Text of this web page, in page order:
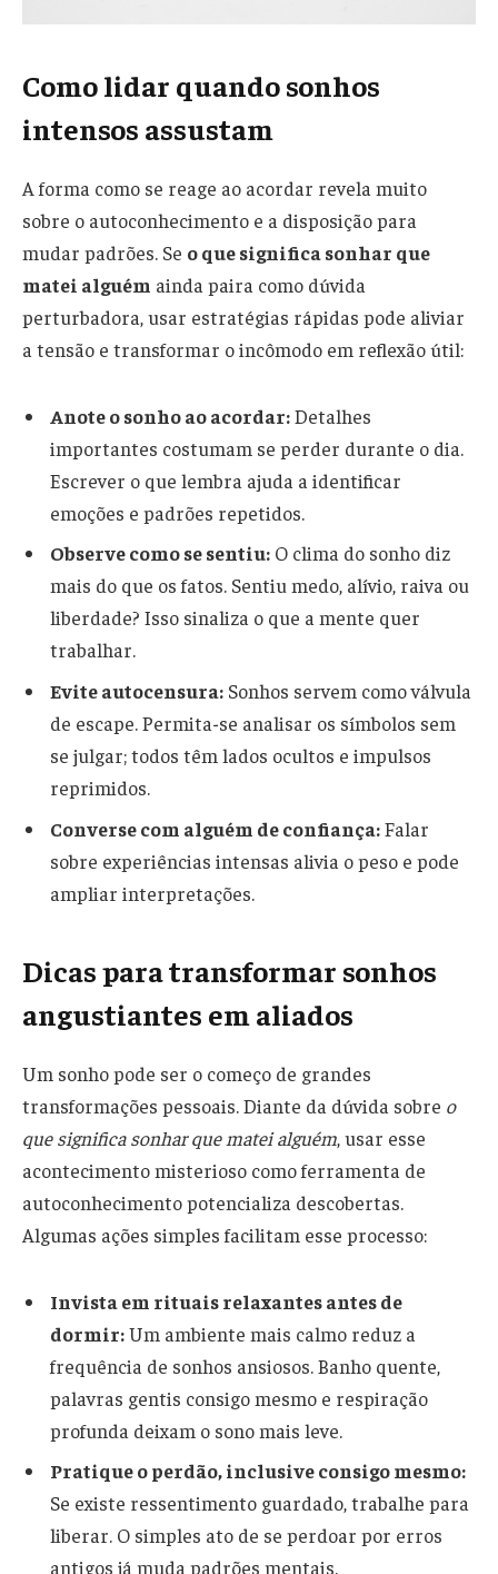
Como lidar quando sonhos
intensos assustam
A forma como se reage ao acordar revela muito
sobre o autoconhecimento e a disposição para
mudar padrões. Se o que significa sonhar que
matei alguém ainda paira como dúvida
perturbadora, usar estratégias rápidas pode aliviar
a tensão e transformar o incômodo em reflexão útil:
Anote o sonho ao acordar:Detalhes
importantes costumam se perder durante o dia.
Escrever o que lembra ajuda a identificar
emoções e padrões repetidos.
Observe como se sentiu: O clima do sonho diz
mais do que os fatos. Sentiu medo, alívio, raiva ou
liberdade? Isso sinaliza o que a mente quer
trabalhar.
Evite autocensura: Sonhos servem como válvula
de escape. Permita-se analisar os símbolos sem
se julgar; todos têm lados ocultos e impulsos
reprimidos.
Converse com alguém de confiança:Falar
sobre experiências intensas alivia o peso e pode
ampliar interpretações.
Dicas para transformar sonhos
angustiantes em aliados
Um sonho pode ser o começo de grandes
transformações pessoais. Diante da dúvida sobre o
que significa sonhar que matei alguém, usar esse
acontecimento misterioso como ferramenta de
autoconhecimento potencializa descobertas.
Algumas ações simples facilitam esse processo:
Invista em rituais relaxantes antes de
dormir:Um ambiente mais calmo reduz a
frequência de sonhos ansiosos. Banho quente,
palavras gentis consigo mesmo e respiração
profunda deixam o sono mais leve.
Pratique o perdão, inclusive consigo mesmo:
Se existe ressentimento guardado, trabalhe para
liberar. O simples ato de se perdoar por erros
antigos já muda padrões mentais.